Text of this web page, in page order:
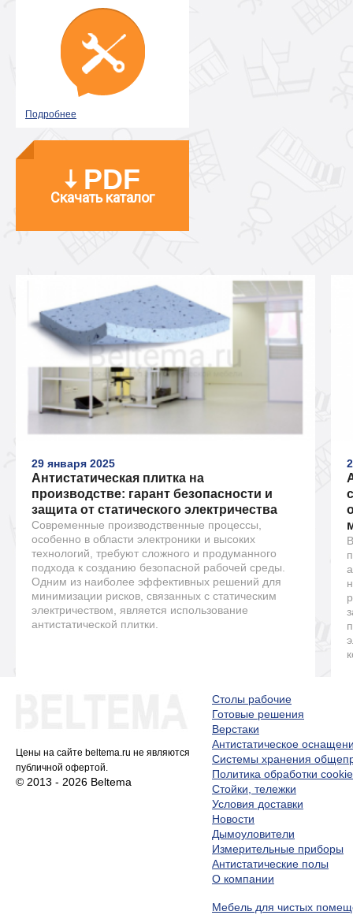
Подробнее
PDF
Скачать каталог
29 января 2025
Антистатическая плитка на
производстве: гарант безопасности и
защита от статического электричества
Современные производственные процессы,
особенно в области электроники и высоких
технологий, требуют сложного и продуманного
подхода к созданию безопасной рабочей среды.
Одним из наиболее эффективных решений для
минимизации рисков, связанных с статическим
электричеством, является использование
антистатической плитки.
Цены на сайте beltema.ru не являются
публичной офертой.
© 2013 - 2026 Beltema
Столы рабочие
Готовые решения
Верстаки
Антистатическое
Системы хранения
Политика обработки cookie
Стойки, тележки
Условия доставки
Новости
Дымоуловители
Измерительные приборы
Антистатические полы
О компании
Мебель для чистых